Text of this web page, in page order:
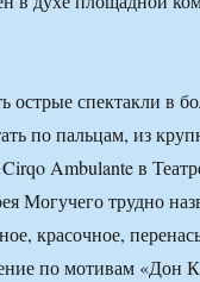
острые спектакли в
по пальцам, из
Ambulante в
Могучего трудно
красочное,
по мотивам «Дон